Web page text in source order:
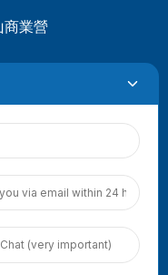
商業營